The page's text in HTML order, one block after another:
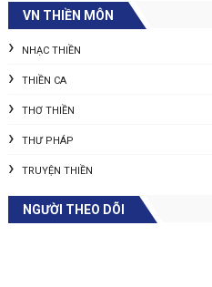
VN THIỀN MÔN
NHẠC THIỀN
THIỀN CA
THƠ THIỀN
THƯ PHÁP
TRUYỆN THIỀN
NGƯỜI THEO DÕI